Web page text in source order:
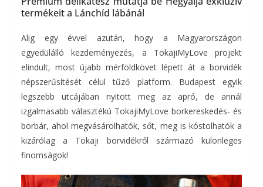
termékeit a Lánchíd lábánál
Alig egy évvel azután, hogy a Magyarországon
egyedülálló kezdeményezés, a TokajiMyLove projekt
elindult, most újabb mérföldkövet lépett át a borvidék
népszerűsítését célul tűző platform. Budapest egyik
legszebb utcájában nyitott meg az apró, de annál
izgalmasabb választékú TokajiMyLove borkereskedés- és
borbár, ahol megvásárolhatók, sőt, meg is kóstolhatók a
kizárólag a Tokaji borvidékről származó különleges
finomságok!